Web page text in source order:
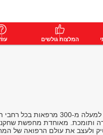
המלצות גולשים
ותומכת. מאוחדת מחפשת
ולעצב את עולם הרפואה של